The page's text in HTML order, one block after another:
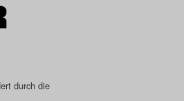
2023
Blog
2024
durch die